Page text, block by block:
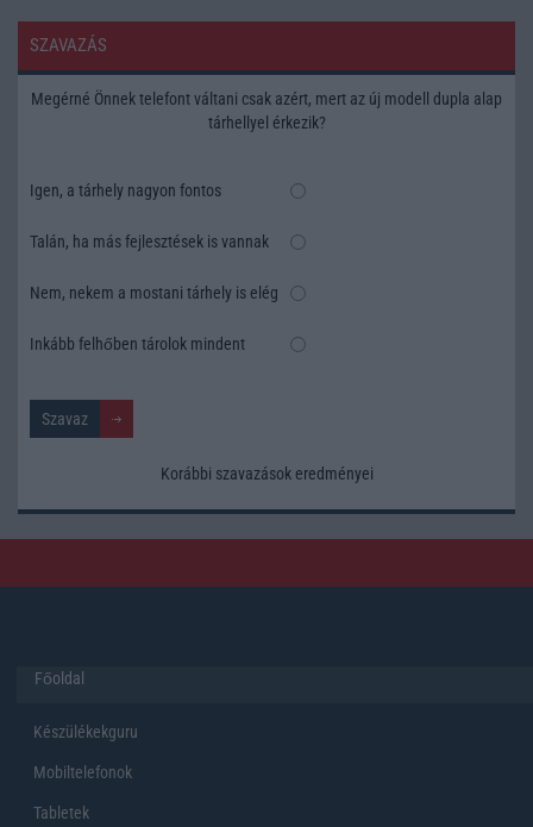
SZAVAZÁS
Megérné Önnek telefont váltani csak azért, mert az új modell dupla alap
tárhellyel érkezik?
Igen, a tárhely nagyon fontos
Talán, ha más fejlesztések is vannak
Nem, nekem a mostani tárhely is elég
Inkább felhőben tárolok mindent
Korábbi szavazások eredményei
Főoldal
Készülékekguru
Mobiltelefonok
Tabletek